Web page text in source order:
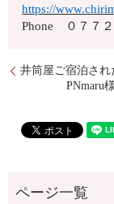
https://
Phone ０７７
井筒屋ご宿泊され
PNmaru